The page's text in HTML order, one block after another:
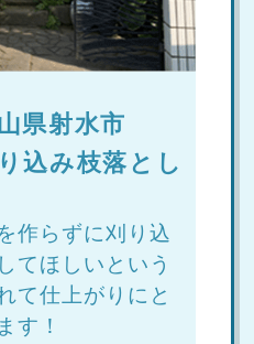
県射水市
込み枝落とし
作らずに刈り込
てほしいという
て仕上がりにと
す！